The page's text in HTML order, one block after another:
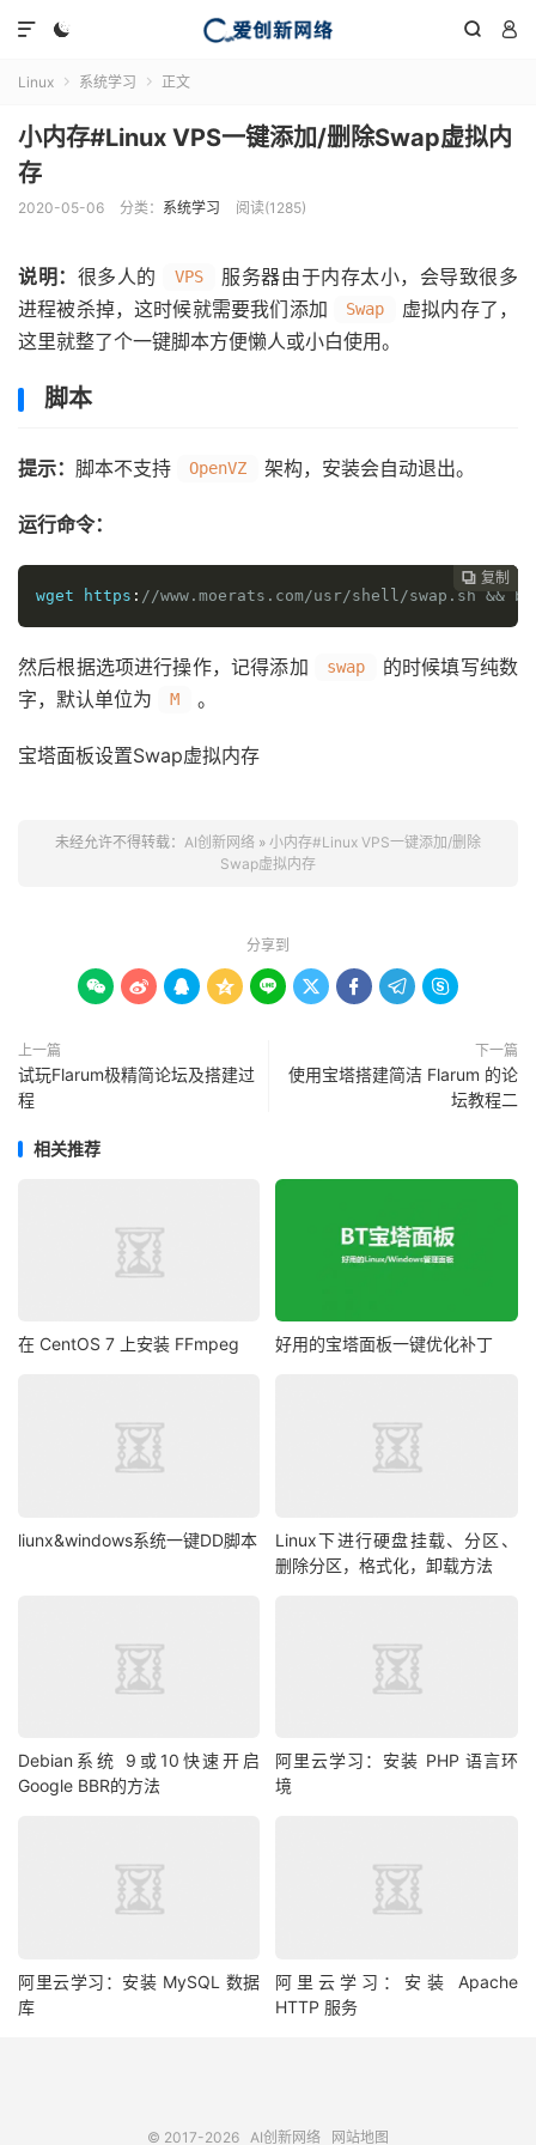
  

Linux  系统学习  正文
小内存#Linux VPS一键添加/删除Swap虚拟内
存
2020-05-06 分类： 系统学习 阅读(1285)
说明： 很多人的 VPS
服务器由于内存太小，会导致很多
进程被杀掉，这时候就需要我们添加
Swap
虚拟内存了，
这里就整了个一键脚本方便懒人或小白使用。
脚本
提示： 脚本不支持 OpenVZ 架构，安装会自动退出。
运行命令：
 复制
 复制
 复制
wget https : //www.moerats.com/usr/shell/swap.sh &&
然后根据选项进行操作，记得添加 swap
的时候填写纯数
字，默认单位为
M 。
宝塔面板设置Swap虚拟内存
未经允许不得转载： AI创新网络 » 小内存#Linux VPS一键添加/删除
Swap虚拟内存
分享到
        
上一篇
试玩Flarum极精简论坛及搭建过
程
下一篇
使用宝塔搭建简洁 Flarum 的论
坛教程二
相关推荐
在 CentOS 7 上安装 FFmpeg 好用的宝塔面板一键优化补丁
liunx&windows系统一键DD脚本
Linux下进行硬盘挂载、分区、
删除分区，格式化，卸载方法
Debian系统 9或10快速开启
Google BBR的方法
阿里云学习：安装 PHP 语言环
境
阿里云学习：安装 MySQL 数据
库
阿里云学习：安装 Apache
HTTP 服务
© 2017-2026 AI创新网络 网站地图